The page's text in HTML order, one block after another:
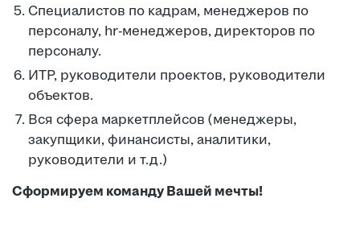
Специалистов по кадрам, менеджеров по
персоналу, hr-менеджеров, директоров по
персоналу.
ИТР, руководители проектов, руководители
объектов.
Вся сфера маркетплейсов (менеджеры,
закупщики, финансисты, аналитики,
руководители и т.д.)
Сформируем команду Вашей мечты!